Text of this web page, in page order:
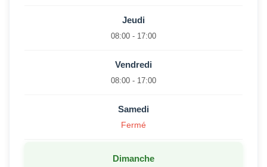
Jeudi
08:00 - 17:00
Vendredi
08:00 - 17:00
Samedi
Fermé
Dimanche